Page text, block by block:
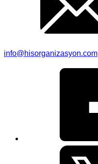
info@hisorganizasyon.com